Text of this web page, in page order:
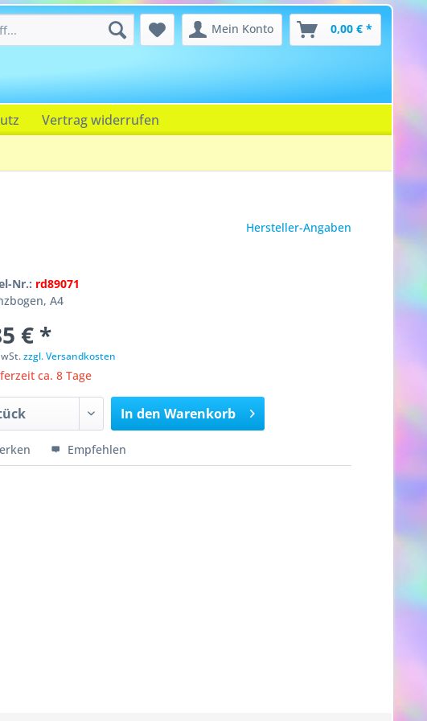
Mein Konto 0,00 € *
Vertrag widerrufen
Hersteller-Angaben
Nr.: rd89071
A4
€ *
zzgl. Versandkosten
ca. 8 Tage
In den Warenkorb
Empfehlen